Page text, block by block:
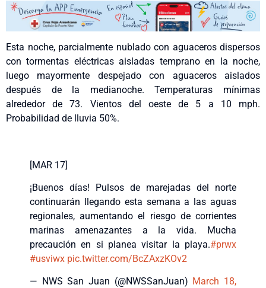
Esta noche, parcialmente nublado con aguaceros dispersos
con tormentas eléctricas aisladas temprano en la noche,
luego mayormente despejado con aguaceros aislados
después de la medianoche. Temperaturas mínimas
alrededor de 73. Vientos del oeste de 5 a 10 mph.
Probabilidad de lluvia 50%.
[MAR 17]
¡Buenos días! Pulsos de marejadas del norte
continuarán llegando esta semana a las aguas
regionales, aumentando el riesgo de corrientes
marinas amenazantes a la vida. Mucha
precaución en si planea visitar la playa.#prwx
#usviwx pic.twitter.com/BcZAxzKOv2
— NWS San Juan (@NWSSanJuan) March 18,